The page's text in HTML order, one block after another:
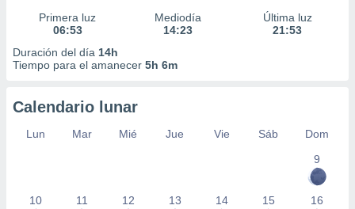
Primera luz
06:53
Mediodía
14:23
Última luz
21:53
Duración del día 14h
Tiempo para el amanecer 5h 6m
Calendario lunar
Lun Mar Mié Jue Vie Sáb
Dom
9
10 11 12 13 14 15 16